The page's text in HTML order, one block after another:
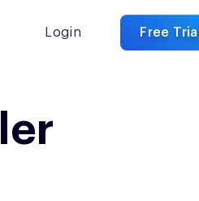
Login Free Trial